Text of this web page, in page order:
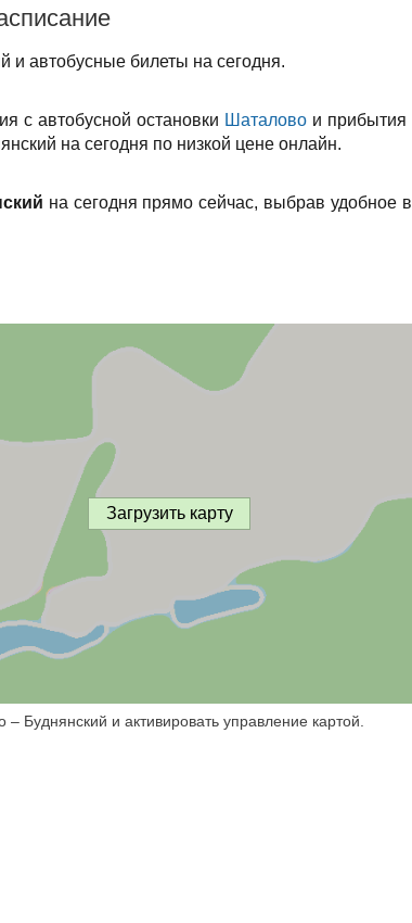
и автобусные билеты на сегодня.
с автобусной остановки Шаталово и прибытия
на сегодня по низкой цене онлайн.
на сегодня прямо сейчас, выбрав удобное
Загрузить карту
Буднянский и активировать управление картой.